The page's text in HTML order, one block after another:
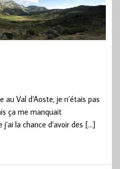
Val d’Aoste, je n’étais pas
ça me manquait
la chance d’avoir des […]